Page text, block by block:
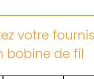
votre
bobine de fil